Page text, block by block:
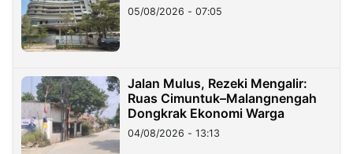
05/08/2026 - 07:05
Jalan Mulus, Rezeki Mengalir:
Ruas Cimuntuk–Malangnengah
Dongkrak Ekonomi Warga
04/08/2026 - 13:13